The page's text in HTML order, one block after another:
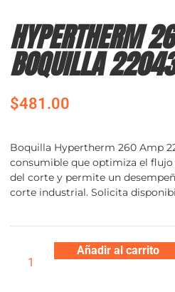
HYPERTHERM
BOQUILLA
$481.00
Boquilla Hypertherm 260 Amp
consumible que optimiza el flujo
del corte y permite un
corte industrial. Solicita
Añadir al carrito